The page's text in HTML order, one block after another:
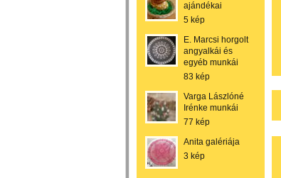
ajándékai
5 kép
E. Marcsi horgolt
angyalkái és
egyéb munkái
83 kép
Varga Lászlóné
Irénke munkái
77 kép
Anita galériája
3 kép